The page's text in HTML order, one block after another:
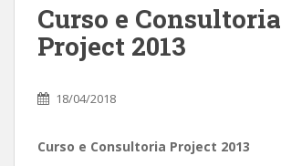
Curso e Consultoria
Project 2013
18/04/2018
Curso e Consultoria Project 2013